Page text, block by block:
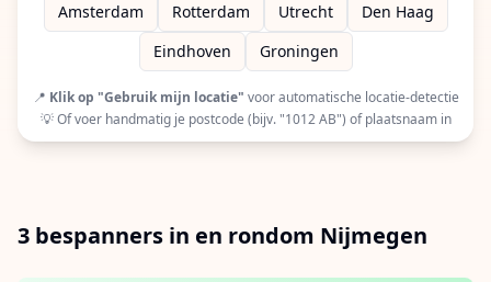
Amsterdam
Rotterdam Utrecht
Den Haag
Eindhoven
Groningen
📍 Klik op "Gebruik mijn locatie" voor automatische locatie-detectie
💡 Of voer handmatig je postcode (bijv. "1012 AB") of plaatsnaam in
3 bespanners in en rondom Nijmegen